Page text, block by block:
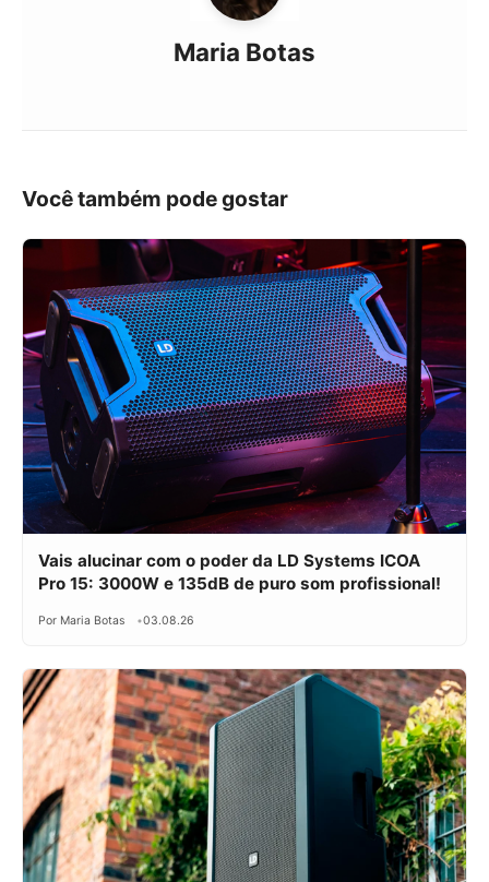
Maria Botas
Você também pode gostar
Vais alucinar com o poder da LD Systems ICOA
Pro 15: 3000W e 135dB de puro som profissional!
Por Maria Botas 03.08.26